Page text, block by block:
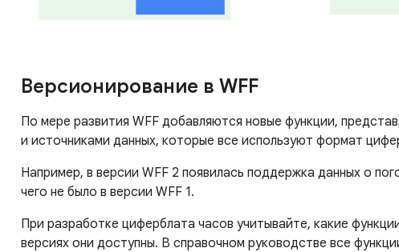
Версионирование в WFF
По мере развития WFF добавляются новые функции,
и источниками данных, которые все используют формат
Например, в версии WFF 2 появилась поддержка данных о
чего не было в версии WFF 1.
При разработке циферблата часов учитывайте, какие
версиях они доступны. В справочном руководстве все